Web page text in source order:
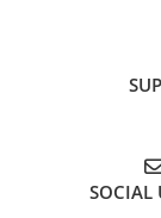
Dezvoltare
Psihologie și
Parenting și
Sănătate și stil
SOCIAL